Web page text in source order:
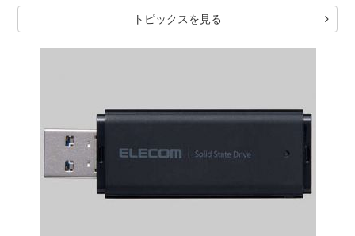
トピックスを見る